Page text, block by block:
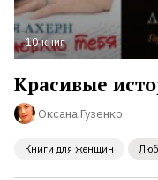
10 книг
Красивые
Оксана Гузенко
Книги для женщин